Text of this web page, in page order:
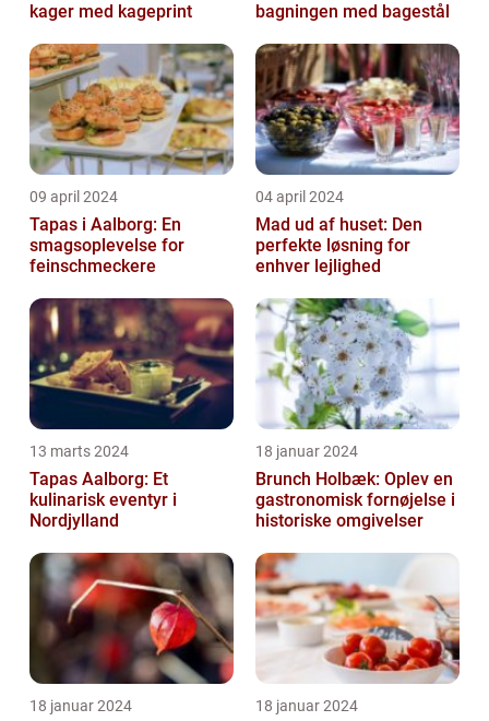
kager med kageprint
bagningen med bagestål
09 april 2024
Tapas i Aalborg: En
smagsoplevelse for
feinschmeckere
04 april 2024
Mad ud af huset: Den
perfekte løsning for
enhver lejlighed
13 marts 2024
Tapas Aalborg: Et
kulinarisk eventyr i
Nordjylland
18 januar 2024
Brunch Holbæk: Oplev en
gastronomisk fornøjelse i
historiske omgivelser
18 januar 2024 18 januar 2024